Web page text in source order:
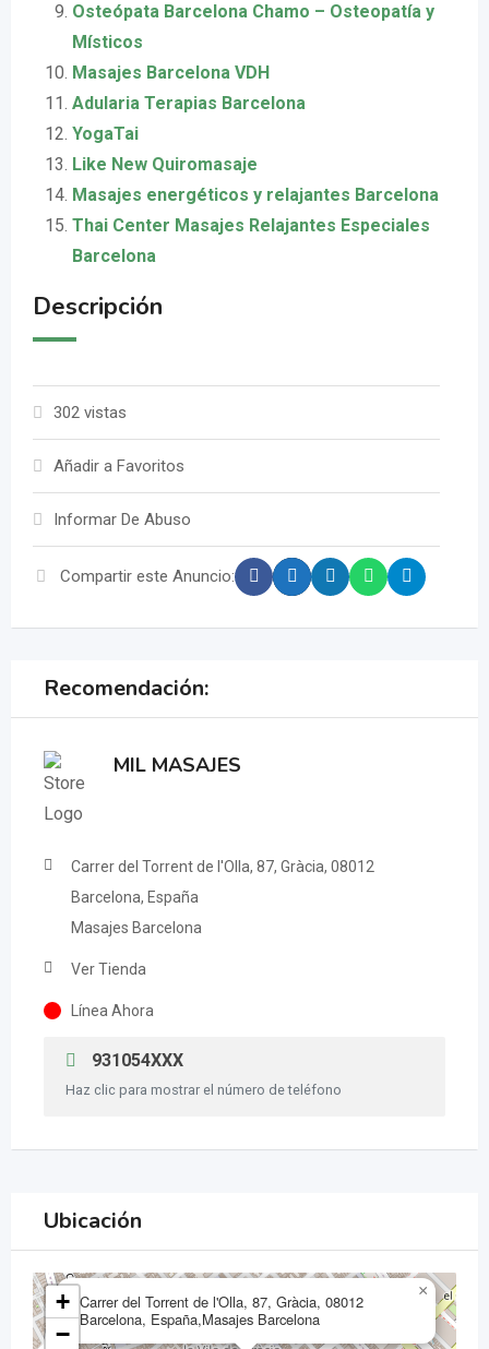
Osteópata Barcelona Chamo – Osteopatía y
Místicos
Masajes Barcelona VDH
Adularia Terapias Barcelona
YogaTai
Like New Quiromasaje
Masajes energéticos y relajantes Barcelona
Thai Center Masajes Relajantes Especiales
Barcelona
Descripción
302 vistas
Añadir a Favoritos
Informar De Abuso
Compartir este Anuncio:
Recomendación:
MIL MASAJES
Carrer del Torrent de l'Olla, 87, Gràcia, 08012
Barcelona, España
Masajes Barcelona
Ver Tienda
Línea Ahora
931054XXX
Haz clic para mostrar el número de teléfono
Ubicación
Carrer del Torrent de l'Olla, 87, Gràcia, 08012
Barcelona, España,Masajes Barcelona
×
+
−